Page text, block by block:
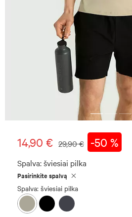
14,90 € 29,90 € -50 %
Spalva:šviesiai pilka
Pasirinkite spalvą
Spalva: šviesiai pilka